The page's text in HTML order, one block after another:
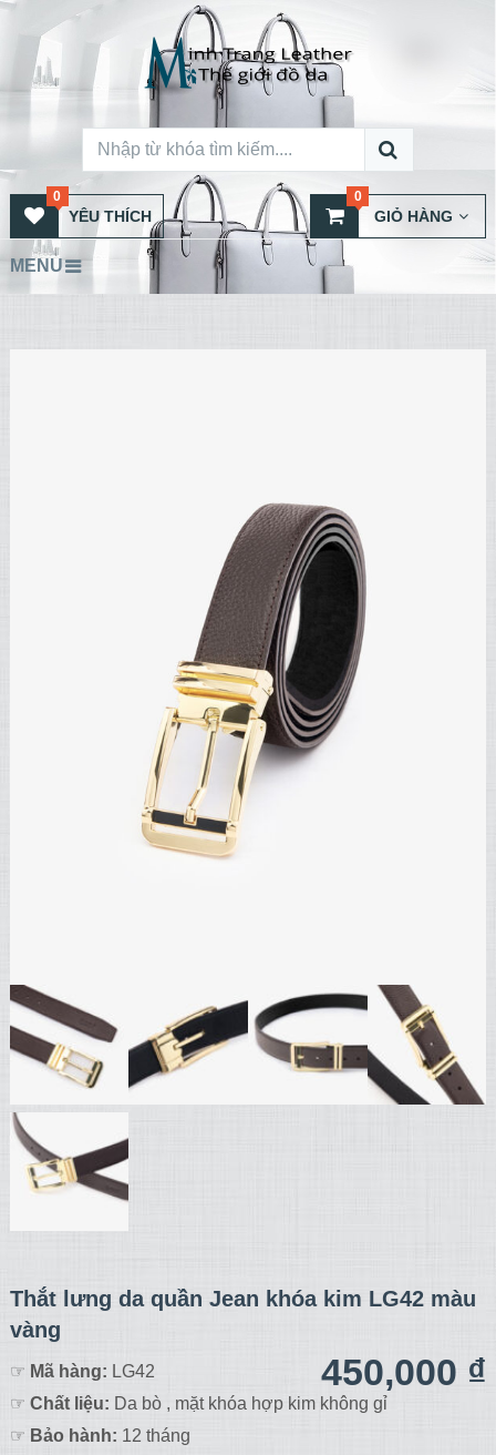
YÊU THÍCH
0
GIỎ HÀNG
0
MENU
Thắt lưng da quần Jean khóa kim LG42 màu
vàng
450,000 ₫
☞ Mã hàng: LG42
☞ Chất liệu: Da bò , mặt khóa hợp kim không gỉ
☞ Bảo hành: 12 tháng